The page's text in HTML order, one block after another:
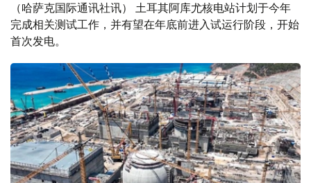
（哈萨克国际通讯社讯） 土耳其阿库尤核电站计划于今年
完成相关测试工作，并有望在年底前进入试运行阶段，开始
首次发电。